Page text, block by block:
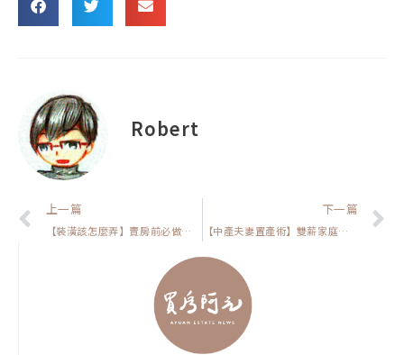
Robert
上一頁
上一篇
【裝潢該怎麼弄】賣房前必做這幾個裝潢！抓住買家心態讓你房價提升更容易
下一篇
【中產夫妻置產術】雙薪家庭買房陷阱大公開！如何破除心魔，輕鬆自住